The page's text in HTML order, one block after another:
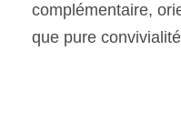
complémentaire,
que pure